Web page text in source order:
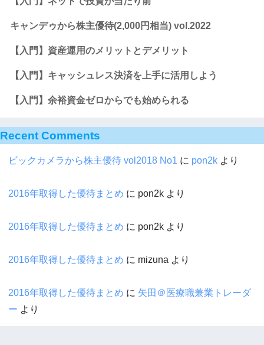
キャンデゥから株主優待(2,000円相当) vol.2022
【入門】資産運用のメリットとデメリット
【入門】キャッシュレス決済を上手に活用しよう
【入門】余裕資金ゼロからでも始められる
Recent Comments
ビックカメラから株主優待 vol2018 No1 に pon2k より
2016年取得した優待まとめ に pon2k より
2016年取得した優待まとめ に pon2k より
2016年取得した優待まとめ に mizuna より
2016年取得した優待まとめ に 矢田＠医療職兼業トレーダ
ー より